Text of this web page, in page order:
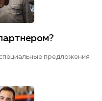
предложения